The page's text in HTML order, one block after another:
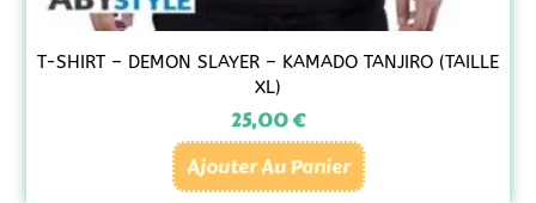
T-SHIRT – DEMON SLAYER – KAMADO TANJIRO (TAILLE
XL)
25,00€
Ajouter Au Panier